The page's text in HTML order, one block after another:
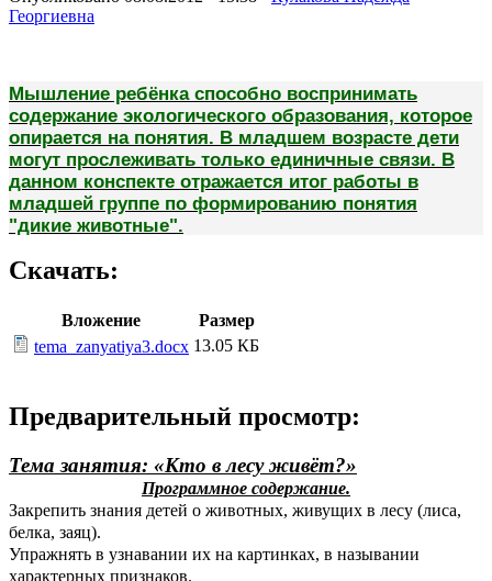
Георгиевна
Мышление ребёнка способно воспринимать
содержание экологического образования, которое
опирается на понятия. В младшем возрасте дети
могут прослеживать только единичные связи. В
данном конспекте отражается итог работы в
младшей группе по формированию понятия
"дикие животные".
Скачать:
Вложение
Размер
tema_zanyatiya3.docx 13.05 КБ
Предварительный просмотр:
Тема занятия: «Кто в лесу живёт?»
Программное содержание.
Закрепить знания детей о животных, живущих в лесу (лиса,
белка, заяц).
Упражнять в узнавании их на картинках, в назывании
характерных признаков.